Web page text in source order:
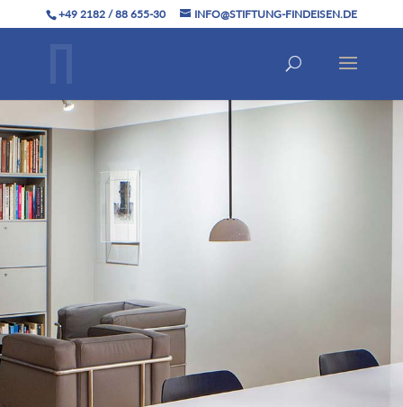
+49 2182 / 88 655-30 INFO@STIFTUNG-FINDEISEN.DE